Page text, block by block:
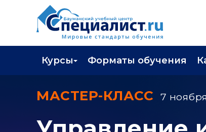
Курсы
Профессиональная переподготовка
Форматы обучения
МАСТЕР-КЛАСС 7